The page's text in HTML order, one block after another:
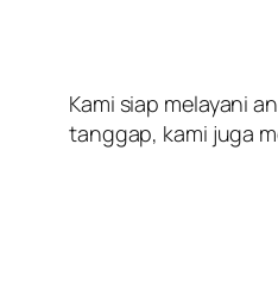
Kami siap melayani
tanggap, kami juga